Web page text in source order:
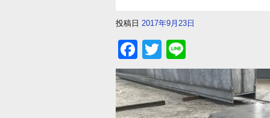
投稿日 2017年9月23日
F
a
c
e
T
wi
tt
er
n
e